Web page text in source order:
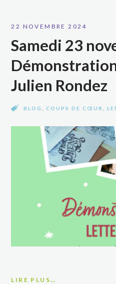
22 NOVEMBRE 2024
Samedi 23
Julien Rondez
BLOG COUPS DE CŒUR ,
LIRE PLUS…